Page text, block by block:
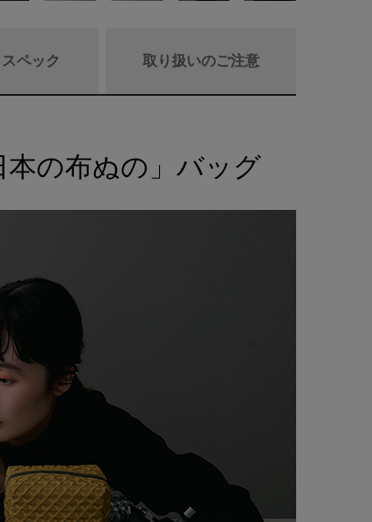
ペック 取り扱いのご注意
の布ぬの」バッグ